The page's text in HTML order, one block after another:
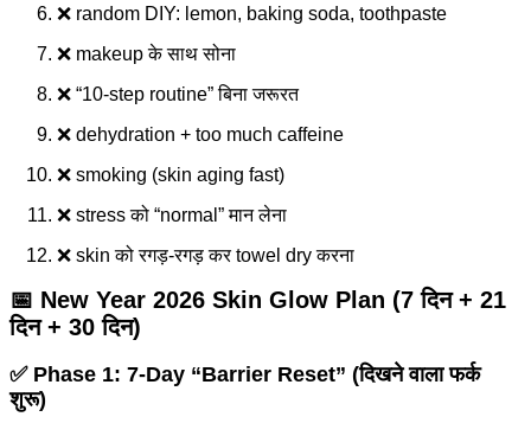
❌ random DIY: lemon, baking soda, toothpaste
❌ makeup के साथ सोना
❌ “10-step routine” बिना जरूरत
❌ dehydration + too much caffeine
❌ smoking (skin aging fast)
❌ stress को “normal” मान लेना
❌ skin को रगड़-रगड़ कर towel dry करना
📅 New Year 2026 Skin Glow Plan (7 दिन + 21
दिन + 30 दिन)
✅ Phase 1: 7-Day “Barrier Reset” (दिखने वाला फर्क
शुरू)